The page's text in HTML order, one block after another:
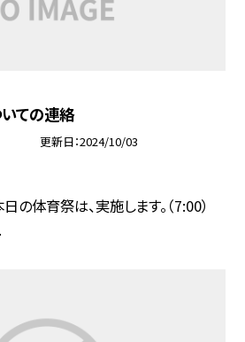
ての連絡
更新日 2024/10/03
の体育祭は、実施します。（7:00）